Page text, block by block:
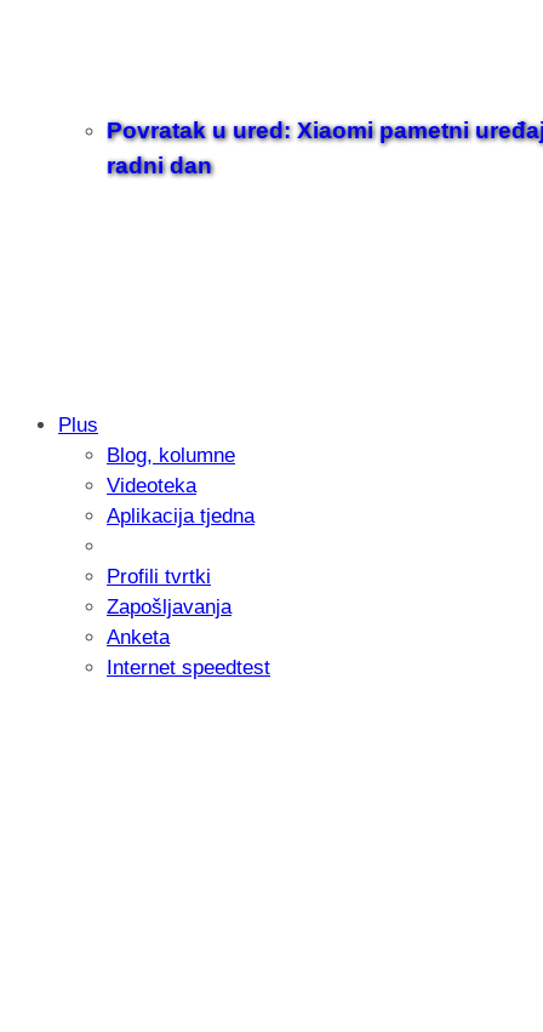
Povratak u ured: Xiaomi pametni
radni dan
Samsung otkrio kako je nastajala
donijelo tanje i izdržljivije preklopne
Plus
Blog, kolumne
Videoteka
Aplikacija tjedna
Profili tvrtki
Zapošljavanja
Anketa
Internet speedtest